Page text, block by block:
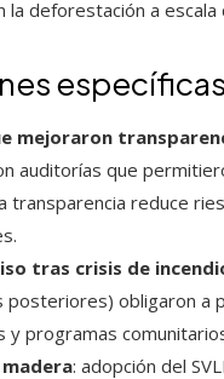
la deforestación a
específicas
mejoraron
auditorías que
transparencia reduce
tras crisis de
obligaron a
y programas
: adopción del